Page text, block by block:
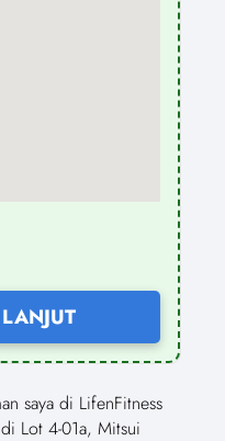
saya di LifenFitness
Lot 4-01a, Mitsui